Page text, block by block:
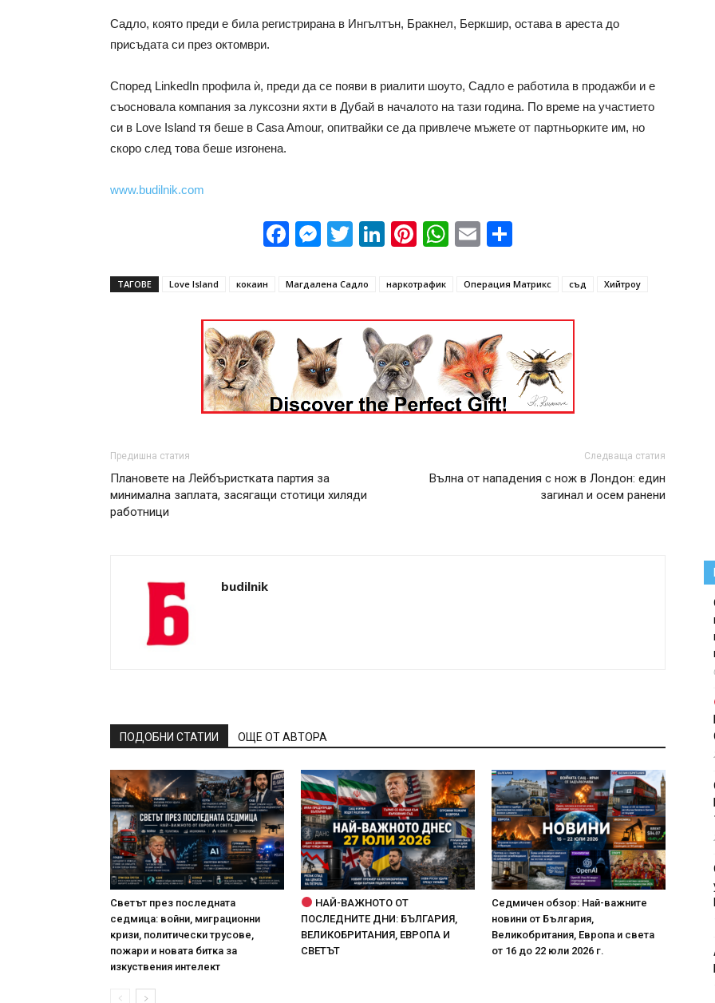
Садло, която преди е била регистрирана в Ингълтън, Бракнел, Беркшир, остава в ареста до
присъдата си през октомври.
Според LinkedIn профила ѝ, преди да се появи в риалити шоуто, Садло е работила в продажби и е
съосновала компания за луксозни яхти в Дубай в началото на тази година. По време на участието
си в Love Island тя беше в Casa Amour, опитвайки се да привлече мъжете от партньорките им, но
скоро след това беше изгонена.
www.budilnik.com
Facebook
Messenger
Twitter
LinkedIn
Pinterest
WhatsApp
Email
ТАГОВЕ Love Island кокаин Магдалена Садло наркотрафик Операция Матрикс съд Хийтроу
Предишна статия
Плановете на Лейбъристката партия за
минимална заплата, засягащи стотици хиляди
работници
Следваща статия
Вълна от нападения с нож в Лондон: един
загинал и осем ранени
budilnik
ПОДОБНИ СТАТИИ ОЩЕ ОТ АВТОРА
Светът през последната
седмица: войни, миграционни
кризи, политически трусове,
пожари и новата битка за
изкуствения интелект
НАЙ-ВАЖНОТО ОТ
ПОСЛЕДНИТЕ ДНИ: БЪЛГАРИЯ,
ВЕЛИКОБРИТАНИЯ, ЕВРОПА И
СВЕТЪТ
Седмичен обзор: Най-важните
новини от България,
Великобритания, Европа и света
от 16 до 22 юли 2026 г.